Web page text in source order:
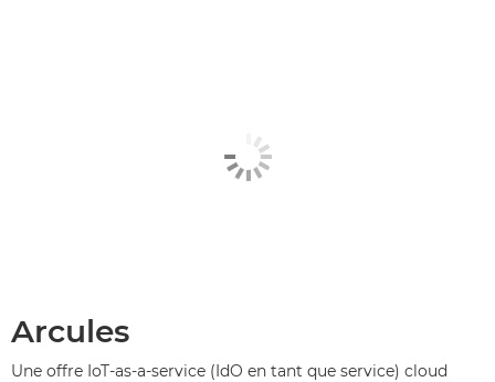
Arcules
Une offre IoT-as-a-service (IdO en tant que service) cloud